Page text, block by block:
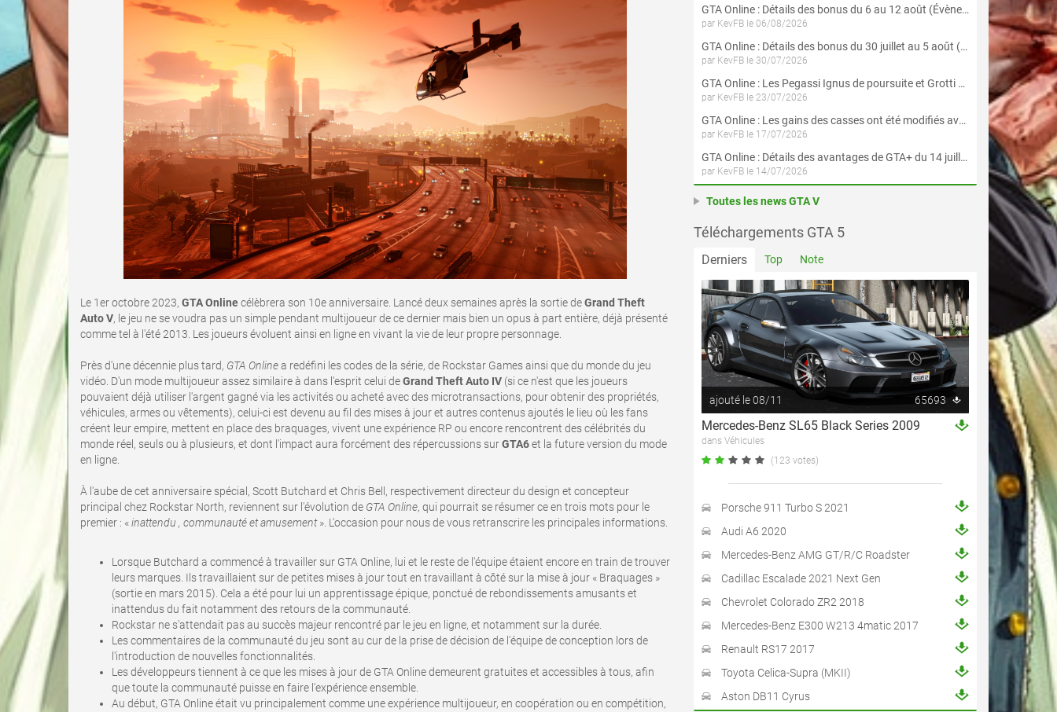
Le 1er octobre 2023, GTA Onlinecélèbrera son 10e anniversaire. Lancé deux semaines après la sortie deGrand Theft
Auto V, le jeu ne se voudra pas un simple pendant multijoueur de ce dernier mais bien un opus à part entière, déjà présenté
comme tel à l'été 2013. Les joueurs évoluent ainsi en ligne en vivant la vie de leur propre personnage.
Près d'une décennie plus tard, GTA Onlinea redéfini les codes de la série, de Rockstar Games ainsi que du monde du jeu
vidéo. D'un mode multijoueur assez similaire à dans l'esprit celui deGrand Theft Auto IV (si ce n'est que les joueurs
pouvaient déjà utiliser l'argent gagné via les activités ou acheté avec des microtransactions, pour obtenir des propriétés,
véhicules, armes ou vêtements), celui-ci est devenu au fil des mises à jour et autres contenus ajoutés le lieu où les fans
créent leur empire, mettent en place des braquages, vivent une expérience RP ou encore rencontrent des célébrités du
monde réel, seuls ou à plusieurs, et dont l'impact aura forcément des répercussions surGTA6et la future version du mode
en ligne.
À l'aube de cet anniversaire spécial, Scott Butchard et Chris Bell, respectivement directeur du design et concepteur
principal chez Rockstar North, reviennent sur l'évolution de GTA Online, qui pourrait se résumer ce en trois mots pour le
premier : «inattendu , communauté et amusement». L'occasion pour nous de vous retranscrire les principales informations.
Lorsque Butchard a commencé à travailler sur GTA Online, lui et le reste de l'équipe étaient encore en train de trouver
leurs marques. Ils travaillaient sur de petites mises à jour tout en travaillant à côté sur la mise à jour « Braquages »
(sortie en mars 2015). Cela a été pour lui un apprentissage épique, ponctué de rebondissements amusants et
inattendus du fait notamment des retours de la communauté.
Rockstar ne s'attendait pas au succès majeur rencontré par le jeu en ligne, et notamment sur la durée.
Les commentaires de la communauté du jeu sont au cur de la prise de décision de l'équipe de conception lors de
l'introduction de nouvelles fonctionnalités.
Les développeurs tiennent à ce que les mises à jour de GTA Online demeurent gratuites et accessibles à tous, afin
que toute la communauté puisse en faire l'expérience ensemble.
Au début, GTA Online était vu principalement comme une expérience multijoueur, en coopération ou en compétition,
GTA Online : Détails des bonus du 6 au 12 août (Évènement « Braquages de l'été » - Suite et fin)
par KevFB le 06/08/2026
GTA Online : Détails des bonus du 30 juillet au 5 août (Évènement « Braquages d'été »)
par KevFB le 30/07/2026
GTA Online : Les Pegassi Ignus de poursuite et Grotti Veleno GT sont maintenant disponibles
par KevFB le 23/07/2026
GTA Online : Les gains des casses ont été modifiés avec la mise à jour « Le Braquage du Kortz Center »
par KevFB le 17/07/2026
GTA Online : Détails des avantages de GTA+ du 14 juillet au 12 août
par KevFB le 14/07/2026
Toutes les news GTA V
Téléchargements GTA 5
Derniers Top Note
ajouté le 08/11 65693
Mercedes-Benz SL65 Black Series 2009
dans Véhicules
(123 votes)
Porsche 911 Turbo S 2021
Audi A6 2020
Mercedes-Benz AMG GT/R/C Roadster
Cadillac Escalade 2021 Next Gen
Chevrolet Colorado ZR2 2018
Mercedes-Benz E300 W213 4matic 2017
Renault RS17 2017
Toyota Celica-Supra (MKII)
Aston DB11 Cyrus